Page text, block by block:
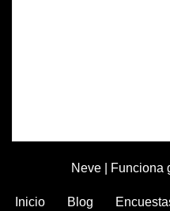
Neve| Funciona
Inicio Blog